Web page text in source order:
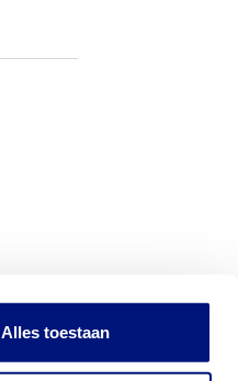
Alles toestaan